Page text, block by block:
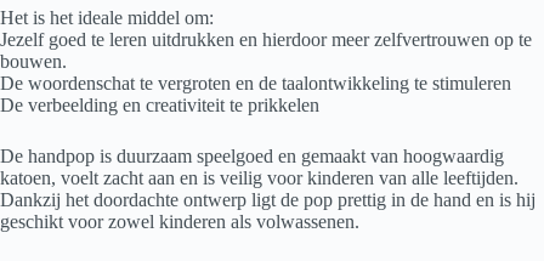
Het is het ideale middel om:
Jezelf goed te leren uitdrukken en hierdoor meer zelfvertrouwen op te
bouwen.
De woordenschat te vergroten en de taalontwikkeling te stimuleren
De verbeelding en creativiteit te prikkelen
De handpop is duurzaam speelgoed en gemaakt van hoogwaardig
katoen, voelt zacht aan en is veilig voor kinderen van alle leeftijden.
Dankzij het doordachte ontwerp ligt de pop prettig in de hand en is hij
geschikt voor zowel kinderen als volwassenen.